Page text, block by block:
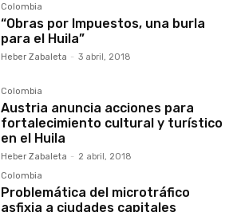
Colombia
“Obras por Impuestos, una burla
para el Huila”
Heber Zabaleta - 3 abril, 2018
Colombia
Austria anuncia acciones para
fortalecimiento cultural y turístico
en el Huila
Heber Zabaleta - 2 abril, 2018
Colombia
Problemática del microtráfico
asfixia a ciudades capitales